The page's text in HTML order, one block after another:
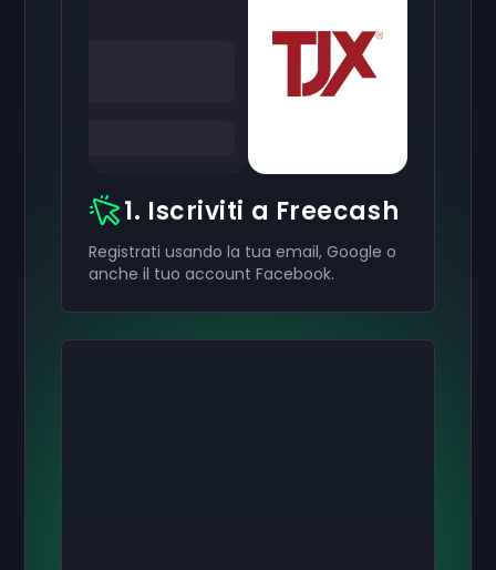
1. Iscriviti a Freecash
Registrati usando la tua email, Google o
anche il tuo account Facebook.